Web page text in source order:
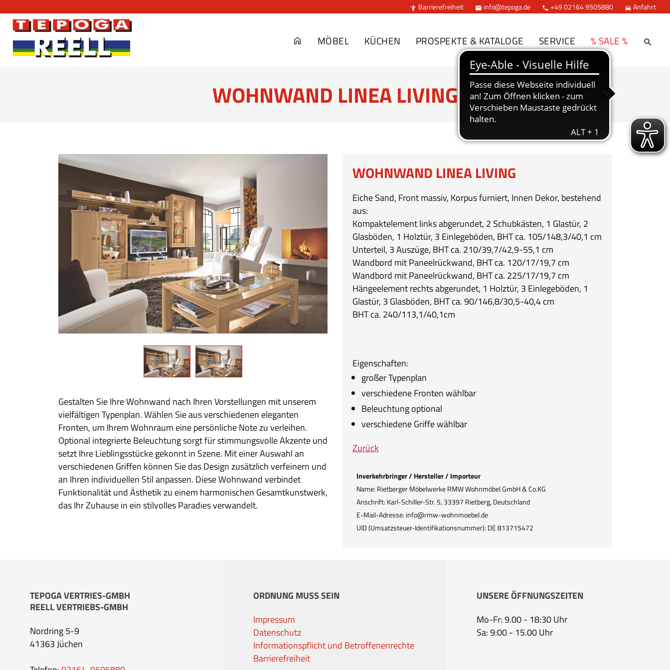
 Barrierefreiheit  info@tepoga.de  +49 02164 9505880  Anfahrt
MÖBEL KÜCHEN PROSPEKTE & KATALOGE SERVICE % SALE %
WOHNWAND LINEA LIVING
Gestalten Sie Ihre Wohnwand nach Ihren Vorstellungen mit unserem
vielfältigen Typenplan. Wählen Sie aus verschiedenen eleganten
Fronten, um Ihrem Wohnraum eine persönliche Note zu verleihen.
Optional integrierte Beleuchtung sorgt für stimmungsvolle Akzente und
setzt Ihre Lieblingsstücke gekonnt in Szene. Mit einer Auswahl an
verschiedenen Griffen können Sie das Design zusätzlich verfeinern und
an Ihren individuellen Stil anpassen. Diese Wohnwand verbindet
Funktionalität und Ästhetik zu einem harmonischen Gesamtkunstwerk,
das Ihr Zuhause in ein stilvolles Paradies verwandelt.
WOHNWAND LINEA LIVING
Eiche Sand, Front massiv, Korpus furniert, Innen Dekor, bestehend
aus:
Kompaktelement links abgerundet, 2 Schubkästen, 1 Glastür, 2
Glasböden, 1 Holztür, 3 Einlegeböden, BHT ca. 105/148,3/40,1 cm
Unterteil, 3 Auszüge, BHT ca. 210/39,7/42,9-55,1 cm
Wandbord mit Paneelrückwand, BHT ca. 120/17/19,7 cm
Wandbord mit Paneelrückwand, BHT ca. 225/17/19,7 cm
Hängeelement rechts abgerundet, 1 Holztür, 3 Einlegeböden, 1
Glastür, 3 Glasböden, BHT ca. 90/146,8/30,5-40,4 cm
BHT ca. 240/113,1/40,1cm
Eigenschaften:
großer Typenplan
verschiedene Fronten wählbar
Beleuchtung optional
verschiedene Griffe wählbar
Zurück
Inverkehrbringer / Hersteller / Importeur
Name: Rietberger Möbelwerke RMW Wohnmöbel GmbH & Co.KG
Anschrift: Karl-Schiller-Str. 5, 33397 Rietberg, Deutschland
E-Mail-Adresse: info@rmw-wohnmoebel.de
UID (Umsatzsteuer-Identifikationsnummer): DE 813715472
TEPOGA VERTRIES-GMBH
REELL VERTRIEBS-GMBH
Nordring 5-9
41363 Jüchen
ORDNUNG MUSS SEIN
Impressum
Datenschutz
Informationspflicht und Betroffenenrechte
Barrierefreiheit
UNSERE ÖFFNUNGSZEITEN
Mo-Fr: 9.00 - 18:30 Uhr
Sa: 9:00 - 15.00 Uhr